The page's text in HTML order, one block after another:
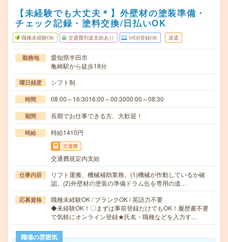
【未経験でも大丈夫＊】外壁材の塗装準備・
チェック記録・塗料交換/日払いOK
職種未経験OK 交通費別途支給あり WEB登録OK 派遣
勤務地
愛知県半田市
亀崎駅から徒歩18分
曜日頻度 シフト制
時間 08:00～16:3016:00～00:3000:00～08:30
期間 長期でお仕事できる方、大歓迎！
時給 時給1410円
交通費
交通費規定内支給
仕事内容
リフト運搬、機械補助業務。(1)機械が作動しているか確
認。(2)外壁材の塗装の準備ドラム缶を専用の道…
応募資格
職種未経験OK / ブランクOK / 英語力不要
◆未経験OK！〇まずは事前登録だけでもOK！履歴書不要
で気軽にオンライン登録★氏名・職種などを入力す…
職場の雰囲気